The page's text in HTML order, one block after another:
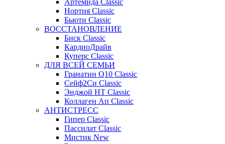
Нортия Classic
Бьюти Classic
ВОССТАНОВЛЕНИЕ
Биск Classic
КардиоДрайв
Куперс Classic
ДЛЯ ВСЕЙ СЕМЬИ
Гранатин Q10 Classic
Сейф2Си Classic
Энджой НТ Classic
Коллаген Ап Classic
АНТИСТРЕСС
Гипер Classic
Пассилат Classic
Мистик New